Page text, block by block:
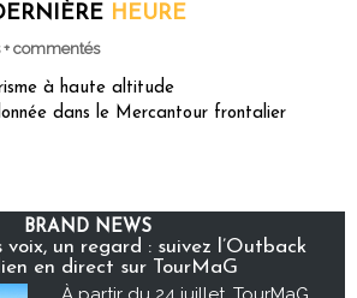
HEURE
+ commentés
à haute altitude
dans le Mercantour frontalier
BRAND NEWS
voix, un regard : suivez l’Outback
en direct sur TourMaG